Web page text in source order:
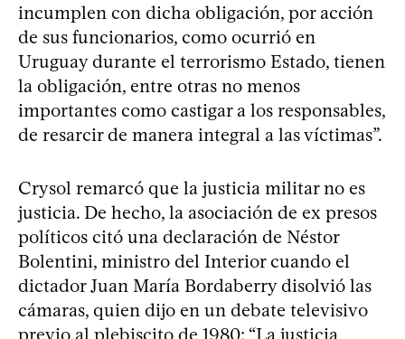
incumplen con dicha obligación, por acción
de sus funcionarios, como ocurrió en
Uruguay durante el terrorismo Estado, tienen
la obligación, entre otras no menos
importantes como castigar a los responsables,
de resarcir de manera integral a las víctimas”.
Crysol remarcó que la justicia militar no es
justicia. De hecho, la asociación de ex presos
políticos citó una declaración de Néstor
Bolentini, ministro del Interior cuando el
dictador Juan María Bordaberry disolvió las
cámaras, quien dijo en un debate televisivo
previo al plebiscito de 1980: “La justicia